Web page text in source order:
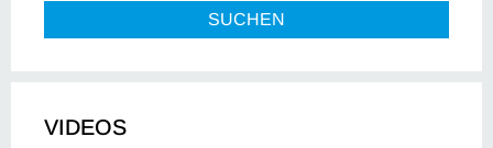
SUCHEN
VIDEOS